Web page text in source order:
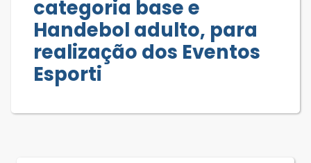
categoria base e
Handebol adulto, para
realização dos Eventos
Esporti